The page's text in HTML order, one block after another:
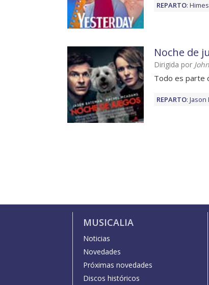
REPARTO:
Noche de
Dirigida por
Todo es parte
REPARTO: Jason
MUSICALIA
Noticias
Novedades
Próximas novedades
Discos históricos